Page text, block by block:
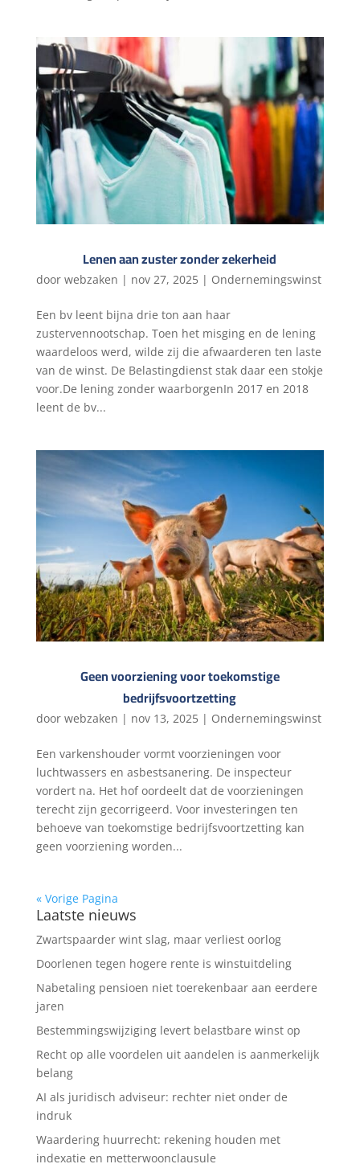
Lenen aan zuster zonder zekerheid
door webzaken | nov 27, 2025| Ondernemingswinst
Een bv leent bijna drie ton aan haar
zustervennootschap. Toen het misging en de lening
waardeloos werd, wilde zij die afwaarderen ten laste
van de winst. De Belastingdienst stak daar een stokje
voor.De lening zonder waarborgenIn 2017 en 2018
leent de bv...
Geen voorziening voor toekomstige
bedrijfsvoortzetting
door webzaken | nov 13, 2025| Ondernemingswinst
Een varkenshouder vormt voorzieningen voor
luchtwassers en asbestsanering. De inspecteur
vordert na. Het hof oordeelt dat de voorzieningen
terecht zijn gecorrigeerd. Voor investeringen ten
behoeve van toekomstige bedrijfsvoortzetting kan
geen voorziening worden...
« Vorige Pagina
Laatste nieuws
Zwartspaarder wint slag, maar verliest oorlog
Doorlenen tegen hogere rente is winstuitdeling
Nabetaling pensioen niet toerekenbaar aan eerdere
jaren
Bestemmingswijziging levert belastbare winst op
Recht op alle voordelen uit aandelen is aanmerkelijk
belang
AI als juridisch adviseur: rechter niet onder de
indruk
Waardering huurrecht: rekening houden met
indexatie en metterwoonclausule